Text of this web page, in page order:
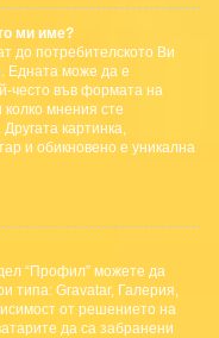
ми име?
до потребителското Ви
Едната може да е
често във формата на
колко мнения сте
картинка,
и обикновено е уникална
“Профил” можете да
типа: Gravatar, Галерия,
от решението на
да са забранени